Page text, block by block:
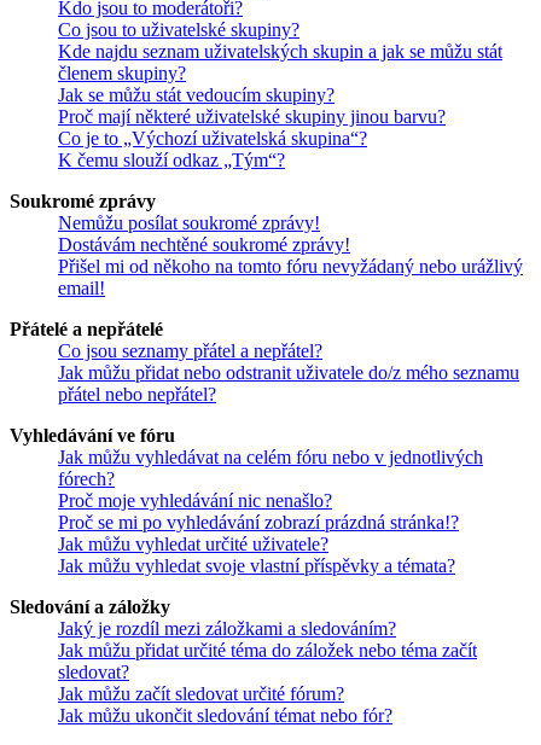
Kdo jsou to moderátoři?
Co jsou to uživatelské skupiny?
Kde najdu seznam uživatelských skupin a jak se můžu stát
členem skupiny?
Jak se můžu stát vedoucím skupiny?
Proč mají některé uživatelské skupiny jinou barvu?
Co je to „Výchozí uživatelská skupina“?
K čemu slouží odkaz „Tým“?
Soukromé zprávy
Nemůžu posílat soukromé zprávy!
Dostávám nechtěné soukromé zprávy!
Přišel mi od někoho na tomto fóru nevyžádaný nebo urážlivý
email!
Přátelé a nepřátelé
Co jsou seznamy přátel a nepřátel?
Jak můžu přidat nebo odstranit uživatele do/z mého seznamu
přátel nebo nepřátel?
Vyhledávání ve fóru
Jak můžu vyhledávat na celém fóru nebo v jednotlivých
fórech?
Proč moje vyhledávání nic nenašlo?
Proč se mi po vyhledávání zobrazí prázdná stránka!?
Jak můžu vyhledat určité uživatele?
Jak můžu vyhledat svoje vlastní příspěvky a témata?
Sledování a záložky
Jaký je rozdíl mezi záložkami a sledováním?
Jak můžu přidat určité téma do záložek nebo téma začít
sledovat?
Jak můžu začít sledovat určité fórum?
Jak můžu ukončit sledování témat nebo fór?